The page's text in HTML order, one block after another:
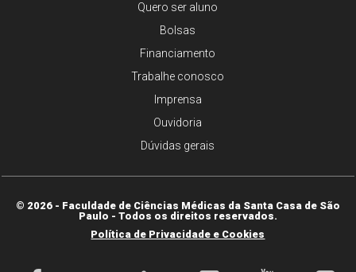
Quero ser aluno
Bolsas
Financiamento
Trabalhe conosco
Imprensa
Ouvidoria
Dúvidas gerais
© 2026 - Faculdade de Ciências Médicas da Santa Casa de São
Paulo - Todos os direitos reservados.
Política de Privacidade e Cookies